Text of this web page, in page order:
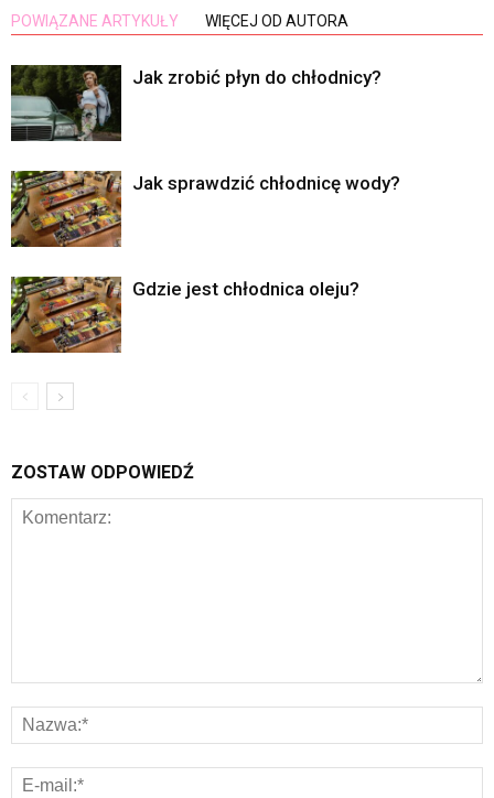
POWIĄZANE ARTYKUŁY WIĘCEJ OD AUTORA
Jak zrobić płyn do chłodnicy?
Jak sprawdzić chłodnicę wody?
Gdzie jest chłodnica oleju?
ZOSTAW ODPOWIEDŹ